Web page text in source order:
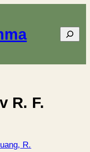
Sök
R. F.
R.